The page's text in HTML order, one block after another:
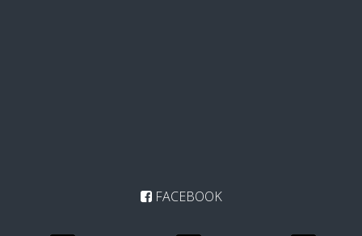
FACEBOOK